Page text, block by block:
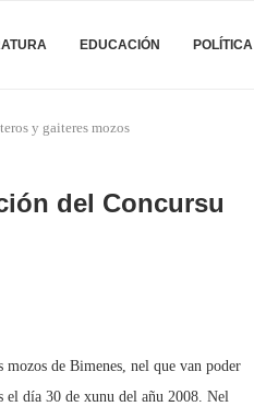
EDUCACIÓN POLÍTICA
y gaiteres mozos
del Concursu
de Bimenes, nel que van poder
el día 30 de xunu del añu 2008. Nel